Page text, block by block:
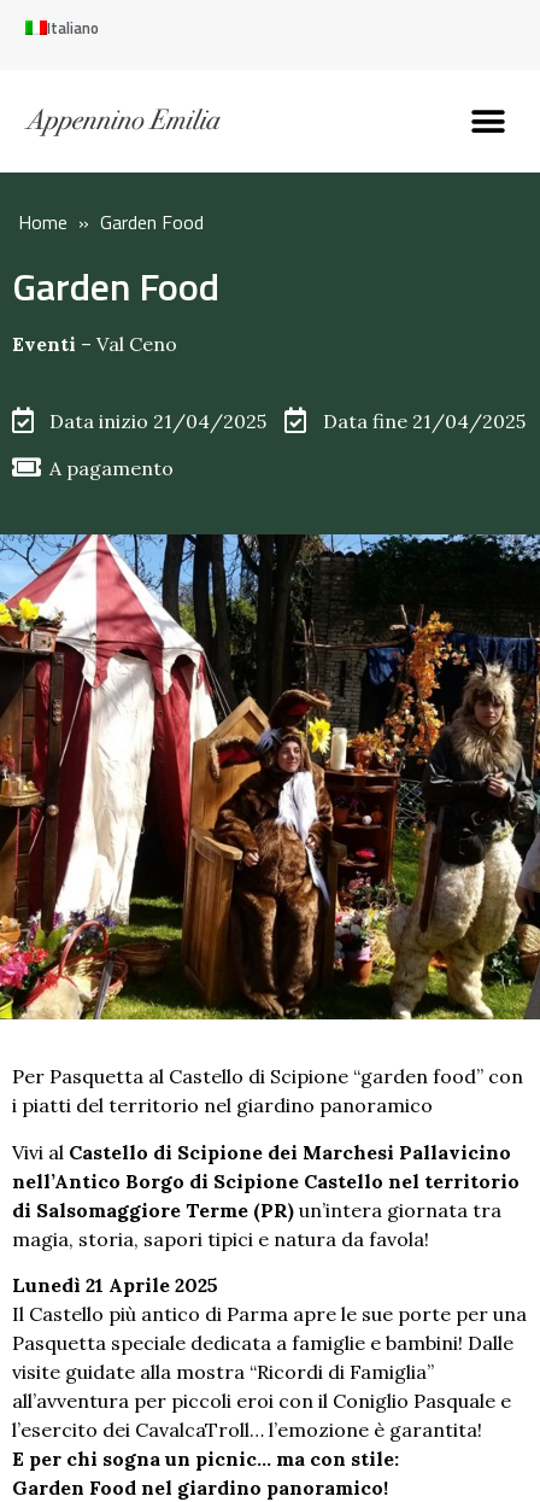
Italiano
Home » Garden Food
Garden Food
Eventi – Val Ceno
Data inizio 21/04/2025
Data fine 21/04/2025
A pagamento
Per Pasquetta al Castello di Scipione “garden food” con
i piatti del territorio nel giardino panoramico
Vivi al Castello di Scipione dei Marchesi Pallavicino
nell’Antico Borgo di Scipione Castello nel territorio
di Salsomaggiore Terme (PR) un’intera giornata tra
magia, storia, sapori tipici e natura da favola!
Lunedì 21 Aprile 2025
Il Castello più antico di Parma apre le sue porte per una
Pasquetta speciale dedicata a famiglie e bambini! Dalle
visite guidate alla mostra “Ricordi di Famiglia”
all’avventura per piccoli eroi con il Coniglio Pasquale e
l’esercito dei CavalcaTroll… l’emozione è garantita!
E per chi sogna un picnic… ma con stile:
Garden Food nel giardino panoramico!